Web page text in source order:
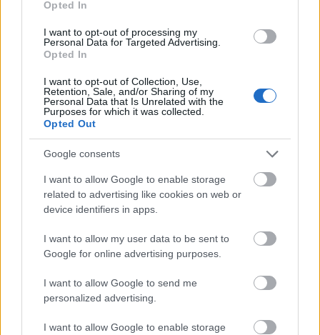
Opted In
I want to opt-out of processing my
Personal Data for Targeted Advertising.
Opted In
I want to opt-out of Collection, Use,
Retention, Sale, and/or Sharing of my
Personal Data that Is Unrelated with the
Purposes for which it was collected.
Opted Out
Google consents
I want to allow Google to enable storage
related to advertising like cookies on web or
device identifiers in apps.
I want to allow my user data to be sent to
Google for online advertising purposes.
I want to allow Google to send me
personalized advertising.
I want to allow Google to enable storage
Η Βόρεια Κορέα κατοχύρωσε στο Σύνταγμά της
το 2023 τον μη αναστρέψιμο χαρακτήρα του
καθεστώτος της ως πυρηνικής δύναμης, μια αρχή
την οποία είχε διακηρύξει έναν χρόνο νωρίτερα ο
Κιμ Γιονγκ Ουν. Στη χώρα έχουν επιβληθεί
αυστηρές διεθνείς κυρώσεις για το πρόγραμμά
της παραγωγής πυρηνικών όπλων και βαλλιστικών
πυραύλων. Η Νότια Κορέα, οι ΗΠΑ και άλλες
χώρες θέτουν την αποπυρηνικοποίηση της
Βόρειας Κορέας ως όρο για την άρση των
κυρώσεων αυτών.